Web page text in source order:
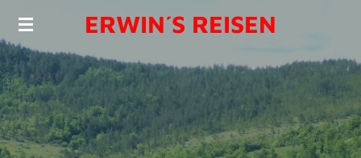
Zum
Hauptinhalt
springen
ERWIN´S REISEN